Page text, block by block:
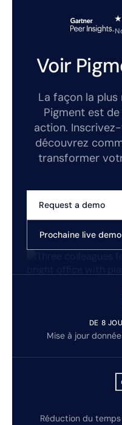
Voir
La façon la
Pigment est
action.
découvrez
transformer
Request a demo
Prochaine live demo
DE 8
Mise à jour
Réduction du